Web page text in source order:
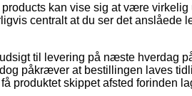
kan vise sig at være
centralt at du ser det
til levering på næste hverdag
påkræver at bestillingen laves
produktet skippet afsted forinden